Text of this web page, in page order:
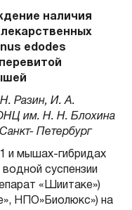
наличия
edodes
Разин, И. А.
им. Н. Н. Блохина
Петербург
и мышах-гибридах
суспензии
«Шии­таке»)
НПО»Биолюкс») на